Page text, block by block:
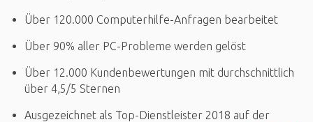
Über 120.000 Computerhilfe-Anfragen bearbeitet
Über 90% aller PC-Probleme werden gelöst
Über 12.000 Kundenbewertungen mit durchschnittlich
über 4,5/5 Sternen
Ausgezeichnet als Top-Dienstleister 2018 auf der